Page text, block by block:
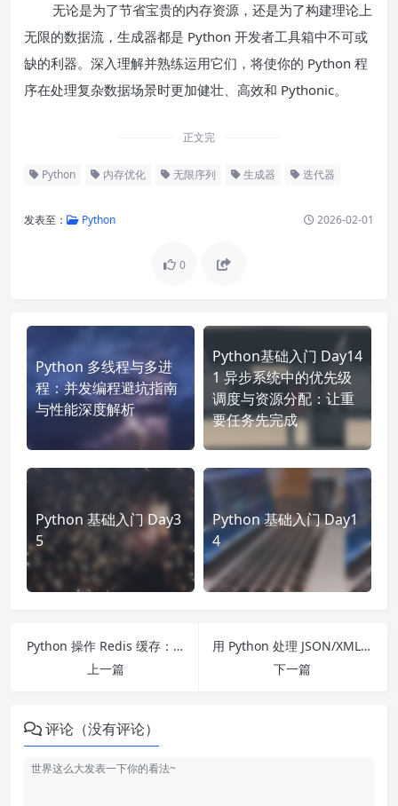
无论是为了节省宝贵的内存资源，还是为了构建理论上
无限的数据流，生成器都是 Python 开发者工具箱中不可或
缺的利器。深入理解并熟练运用它们，将使你的 Python 程
序在处理复杂数据场景时更加健壮、高效和 Pythonic。
正文完
Python 内存优化 无限序列 生成器 迭代器
发表至： Python 2026-02-01
0
Python 多线程与多进
程：并发编程避坑指南
与性能深度解析
Python基础入门 Day14
1 异步系统中的优先级
调度与资源分配：让重
要任务先完成
Python 基础入门 Day3
5
Python 基础入门 Day1
4
Python 操作 Redis 缓存：高效数据存储与分布式锁的实战指南
上一篇
用 Python 处理 JSON/XML 数据：高效解析与格式转换
下一篇
评论（没有评论）
生成器：优雅实现迭代器的工厂